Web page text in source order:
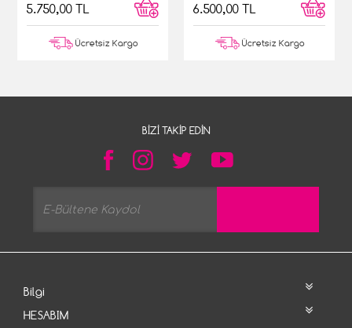
5.750,00 TL
Ücretsiz Kargo
6.500,00 TL
Ücretsiz Kargo
BIZI TAKIP EDIN
Bilgi
HESABIM